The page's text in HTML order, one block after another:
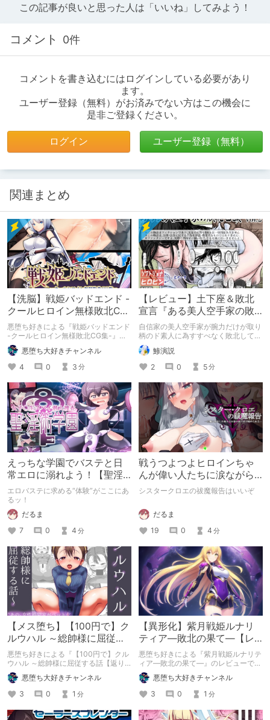
この記事が良いと思った人は「いいね」してみよう！
コメント 0件
コメントを書き込むにはログインしている必要があり
ます。
ユーザー登録（無料）がお済みでない方はこの機会に
是非ご登録ください。
ログイン ユーザー登録（無料）
関連まとめ
【洗脳】戦姫バッドエンド -
クールヒロイン無様敗北CG
集-【レビュー】
悪堕ち好きによる『戦姫バッドエンド
-クールヒロイン無様敗北CG集-』の
レビューです。
悪堕ち大好きチャンネル
4
0 3 分
【レビュー】土下座＆敗北
宣言『ある美人空手家の敗
北日誌 vol.2』
自信家の美人空手家が腕力だけが取り
柄のド素人に為すすべなく敗北して、
執拗に土下座謝罪を要求され尊厳もカ
ラダも凌辱されてしまうお話です。ヒ
ロインの敗北宣言とか屈辱謝罪が好き
な人に特にお勧め！
鯵演説
2
0 5分
えっちな学園でバステと日
常エロに溺れよう！【聖淫
術学園】
エロバステに求める“体験”がここにあ
るッ！
だるま
7
0 4 分
戦うつよつよヒロインちゃ
んが偉い人たちに涙ながら
に敗北報告するセカンドレ
シスタークロエの祓魔報告はいいぞ
だるま
19
0 4 分
【メス堕ち】【100円で】ク
ルウハル ～総帥様に屈従す
る話【返り討ち】【レビュ
ー】
悪堕ち好きによる『【100円で】クル
ウハル ～総帥様に屈従する話【返り
討ち】』のレビューです。
悪堕ち大好きチャンネル
3
0 1 分
【異形化】紫月戦姫ルナリ
ティア―敗北の果て―【レ
ビュー】
悪堕ち好きによる『紫月戦姫ルナリテ
ィア―敗北の果て―』のレビューで
す。
悪堕ち大好きチャンネル
3
0 1 分